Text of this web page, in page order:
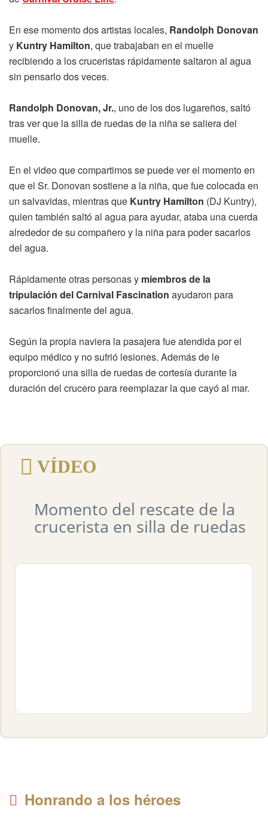
En ese momento dos artistas locales, Randolph Donovan
y Kuntry Hamilton, que trabajaban en el muelle
recibiendo a los cruceristas rápidamente saltaron al agua
sin pensarlo dos veces.
Randolph Donovan, Jr., uno de los dos lugareños, saltó
tras ver que la silla de ruedas de la niña se saliera del
muelle.
En el video que compartimos se puede ver el momento en
que el Sr. Donovan sostiene a la niña, que fue colocada en
un salvavidas, mientras que Kuntry Hamilton (DJ Kuntry),
quien también saltó al agua para ayudar, ataba una cuerda
alrededor de su compañero y la niña para poder sacarlos
del agua.
Rápidamente otras personas y miembros de la
tripulación del Carnival Fascination ayudaron para
sacarlos finalmente del agua.
Según la propia naviera la pasajera fue atendida por el
equipo médico y no sufrió lesiones. Además de le
proporcionó una silla de ruedas de cortesía durante la
duración del crucero para reemplazar la que cayó al mar.
VÍDEO
Momento del rescate de la
crucerista en silla de ruedas
Honrando a los héroes